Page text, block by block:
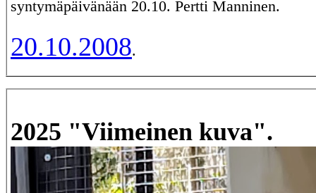
syntymäpäivänään 20.10. Pertti Manninen.
20.10.2008.
2025 "Viimeinen kuva".